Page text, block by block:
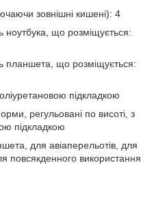
зовнішні кишені): 4
ноутбука, що розміщується:
планшета, що розміщується:
підкладкою
регульовані по висоті, з
підкладкою
для авіаперельотів, для
повсякденного використання